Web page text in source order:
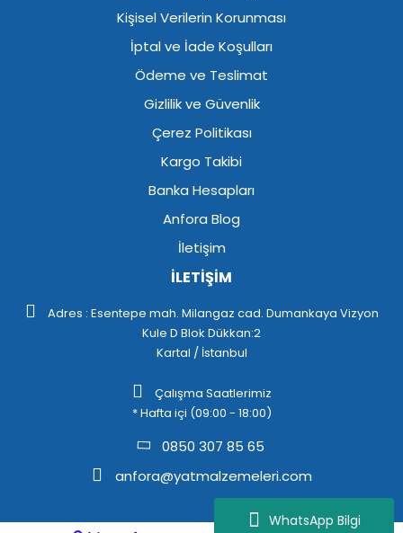
WhatsApp Bilgi
Kişisel Verilerin Korunması
İptal ve İade Koşulları
Ödeme ve Teslimat
Gizlilik ve Güvenlik
Çerez Politikası
Kargo Takibi
Banka Hesapları
Anfora Blog
İletişim
İLETİŞİM
Adres : Esentepe mah. Milangaz cad. Dumankaya Vizyon
Kule D Blok Dükkan:2
Kartal / İstanbul
Çalışma Saatlerimiz
* Hafta içi (09:00 - 18:00)
0850 307 85 65
anfora@yatmalzemeleri.com